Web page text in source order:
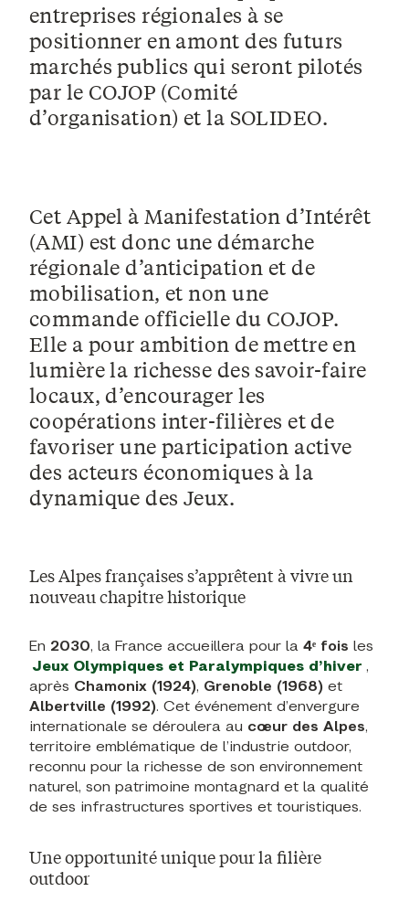
entreprises régionales à se
positionner en amont des futurs
marchés publics qui seront pilotés
par le COJOP (Comité
d’organisation) et la SOLIDEO.
Cet Appel à Manifestation d’Intérêt
(AMI) est donc une démarche
régionale d’anticipation et de
mobilisation, et non une
commande officielle du COJOP.
Elle a pour ambition de mettre en
lumière la richesse des savoir-faire
locaux, d’encourager les
coopérations inter-filières et de
favoriser une participation active
des acteurs économiques à la
dynamique des Jeux.
Les Alpes françaises s’apprêtent à vivre un
nouveau chapitre historique
En 2030, la France accueillera pour la 4ᵉ fois les
Jeux Olympiques et Paralympiques d’hiver ,
après Chamonix (1924), Grenoble (1968) et
Albertville (1992). Cet événement d’envergure
internationale se déroulera au cœur des Alpes,
territoire emblématique de l’industrie outdoor,
reconnu pour la richesse de son environnement
naturel, son patrimoine montagnard et la qualité
de ses infrastructures sportives et touristiques.
Une opportunité unique pour la filière
outdoor